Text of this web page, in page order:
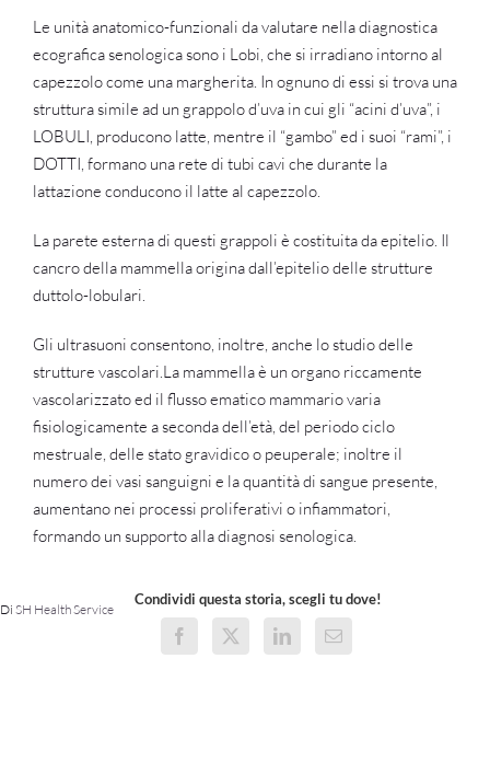
Le unità anatomico-funzionali da valutare nella diagnostica
ecografica senologica sono i Lobi, che si irradiano intorno al
capezzolo come una margherita. In ognuno di essi si trova una
struttura simile ad un grappolo d’uva in cui gli “acini d’uva”, i
LOBULI, producono latte, mentre il “gambo” ed i suoi “rami”, i
DOTTI, formano una rete di tubi cavi che durante la
lattazione conducono il latte al capezzolo.
La parete esterna di questi grappoli è costituita da epitelio. Il
cancro della mammella origina dall’epitelio delle strutture
duttolo-lobulari.
Gli ultrasuoni consentono, inoltre, anche lo studio delle
strutture vascolari.La mammella è un organo riccamente
vascolarizzato ed il flusso ematico mammario varia
fisiologicamente a seconda dell’età, del periodo ciclo
mestruale, delle stato gravidico o peuperale; inoltre il
numero dei vasi sanguigni e la quantità di sangue presente,
aumentano nei processi proliferativi o infiammatori,
formando un supporto alla diagnosi senologica.
Di SH Health Service
Condividi questa storia, scegli tu dove!
Facebook
X LinkedInEmail